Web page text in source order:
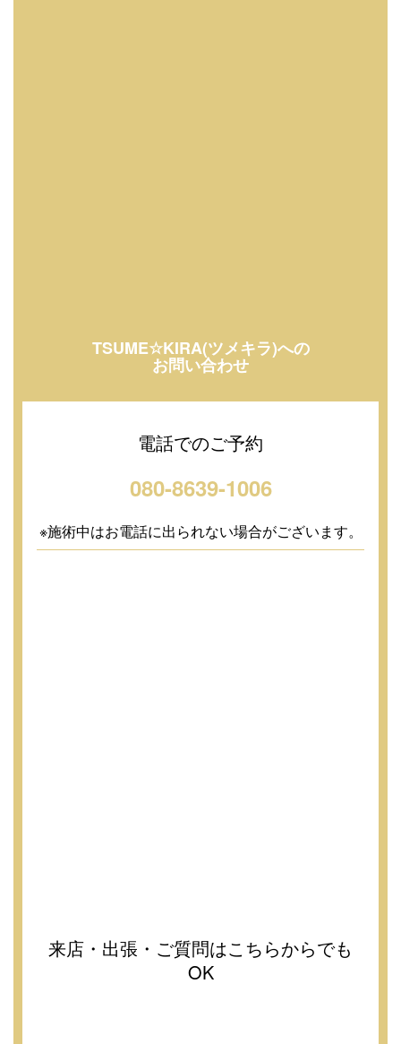
TSUME☆KIRA(ツメキラ)への
お問い合わせ
電話でのご予約
080-8639-1006
※施術中はお電話に出られない場合がございます。
来店・出張・ご質問はこちらからでも
OK